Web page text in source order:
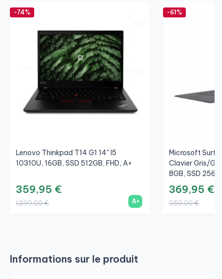
-74%
Lenovo Thinkpad T14 G1 14" I5
10310U, 16GB, SSD 512GB, FHD, A+
359,95 €
1 399,00 € A+
-61%
Microsoft
Clavier Gris/
8GB, SSD
369,95 €
959,00 €
Informations sur le produit